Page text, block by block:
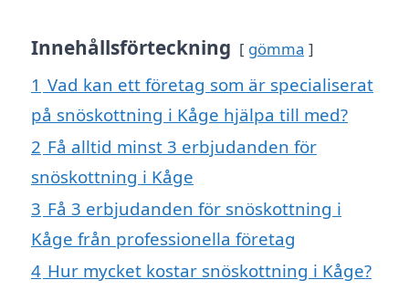
Innehållsförteckning gömma
1 Vad kan ett företag som är specialiserat
på snöskottning i Kåge hjälpa till med?
2 Få alltid minst 3 erbjudanden för
snöskottning i Kåge
3 Få 3 erbjudanden för snöskottning i
Kåge från professionella företag
4 Hur mycket kostar snöskottning i Kåge?